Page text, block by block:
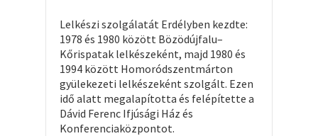
Lelkészi szolgálatát Erdélyben kezdte:
1978 és 1980 között Bözödújfalu–
Kőrispatak lelkészeként, majd 1980 és
1994 között Homoródszentmárton
gyülekezeti lelkészeként szolgált. Ezen
idő alatt megalapította és felépítette a
Dávid Ferenc Ifjúsági Ház és
Konferenciaközpontot.